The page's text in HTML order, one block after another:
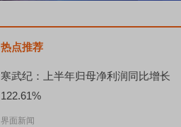
热点推荐
寒武纪：上半年归母净利润同比增长
122.61%
界面新闻